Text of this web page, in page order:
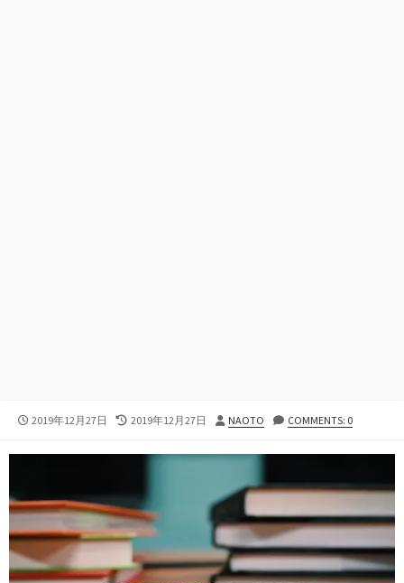
公
日
2019年12月27日
最
更
2019年12月27日
投
者
NAOTO COMMENTS: 0